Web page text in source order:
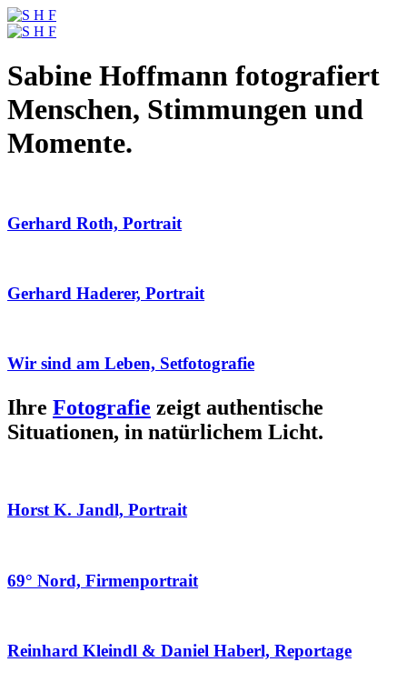
Sabine Hoffmann fotografiert
Menschen, Stimmungen und
Momente.
Gerhard Roth, Portrait
Gerhard Haderer, Portrait
Wir sind am Leben, Setfotografie
Ihre Fotografie zeigt authentische
Situationen, in natürlichem Licht.
Horst K. Jandl, Portrait
69° Nord, Firmenportrait
Reinhard Kleindl & Daniel Haberl, Reportage